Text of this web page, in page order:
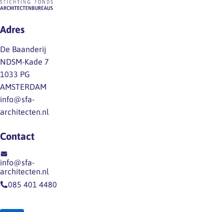
Adres
De Baanderij
NDSM-Kade 7
1033 PG
AMSTERDAM
info@sfa-
architecten.nl
Contact
info@sfa-
architecten.nl
085 401 4480